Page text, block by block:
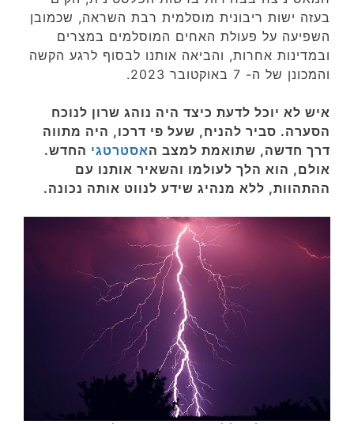
בעזה ישות ריבונית מוסלמית רבת השראה, שכמובן
השפיעה על פעולת האחים המוסלמים במצרים
ובמדינות אחרות, והביאה אותנו לבסוף לרגע הקשה
והמכונן של ה- 7 באוקטובר 2023.
איש לא יוכל לדעת כיצד היה נוהג שרון לנוכח
הסערה. סביר להניח, שעל פי דרכו, היה מתווה
דרך חדשה, שתואמת למצב האסטרטגי החדש.
אולם, הוא הלך לעולמו והשאיר אותנו עם
ההתהוות, ללא מנהיג שידע לנווט אותה נכונה.